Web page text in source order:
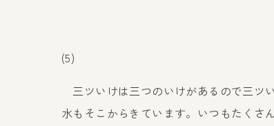
(5)
三ツいけは三つのいけがあるので三ツ
水もそこからきています。いつもたくさ